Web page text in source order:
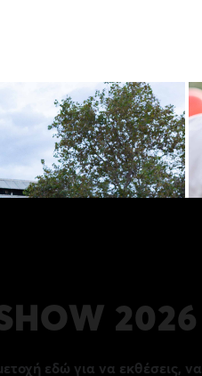
2026
εδώ για να εκθέσεις, να